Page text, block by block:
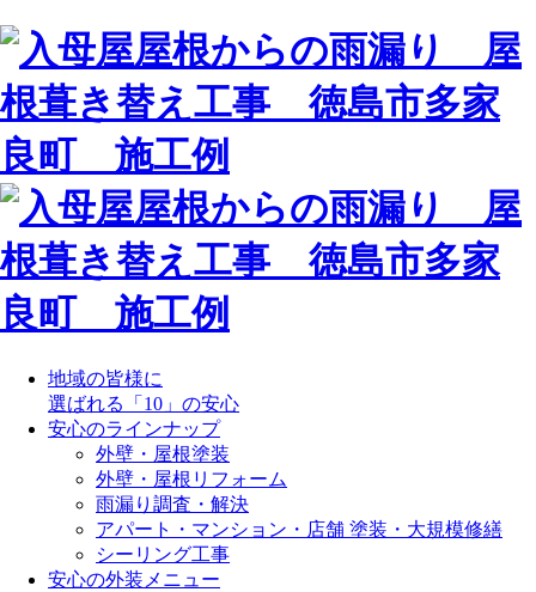
地域の皆様に
選ばれる「10」の安心
安心のラインナップ
外壁・屋根塗装
外壁・屋根リフォーム
雨漏り調査・解決
アパート・マンション・店舗 塗装・大規模修繕
シーリング工事
安心の外装メニュー